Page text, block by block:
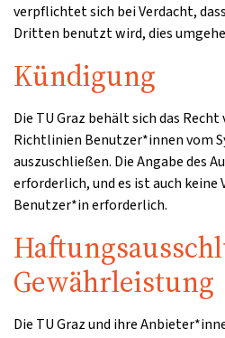
verpflichtet sich bei Verdacht,
Dritten benutzt wird, dies
Kündigung
Die TU Graz behält sich das
Richtlinien Benutzer*innen vom
auszuschließen. Die Angabe des
erforderlich, und es ist auch keine
Benutzer*in erforderlich.
Gewährleistung
Die TU Graz und ihre